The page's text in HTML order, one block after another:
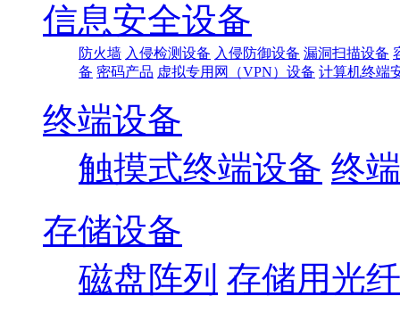
信息安全设备
防火墙 入侵检测设备 入侵防御设备 漏洞扫描设备
备 密码产品 虚拟专用网（VPN）设备 计算机终端
终端设备
触摸式终端设备 终
存储设备
磁盘阵列 存储用光